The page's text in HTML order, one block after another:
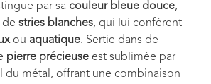
par sa couleur bleue douce,
de stries blanches, qui lui confèrent
ou aquatique. Sertie dans de
pierre précieuse est sublimée par
du métal, offrant une combinaison